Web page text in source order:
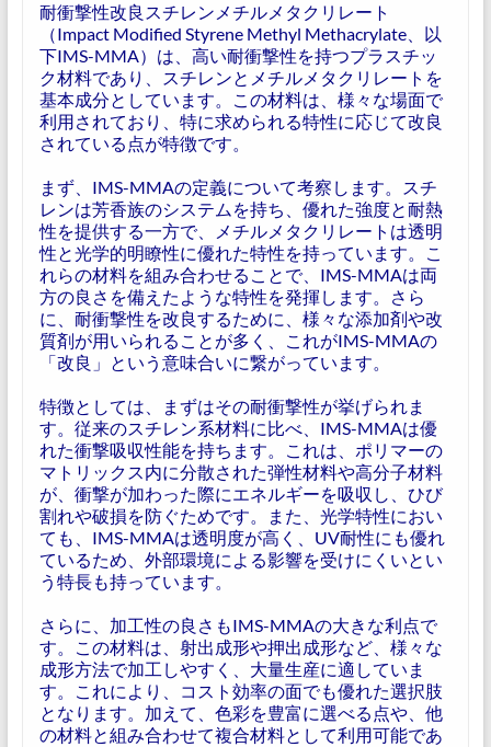
耐衝撃性改良スチレンメチルメタクリレート
（Impact Modified Styrene Methyl Methacrylate、以
下IMS-MMA）は、高い耐衝撃性を持つプラスチッ
ク材料であり、スチレンとメチルメタクリレートを
基本成分としています。この材料は、様々な場面で
利用されており、特に求められる特性に応じて改良
されている点が特徴です。
まず、IMS-MMAの定義について考察します。スチ
レンは芳香族のシステムを持ち、優れた強度と耐熱
性を提供する一方で、メチルメタクリレートは透明
性と光学的明瞭性に優れた特性を持っています。こ
れらの材料を組み合わせることで、IMS-MMAは両
方の良さを備えたような特性を発揮します。さら
に、耐衝撃性を改良するために、様々な添加剤や改
質剤が用いられることが多く、これがIMS-MMAの
「改良」という意味合いに繋がっています。
特徴としては、まずはその耐衝撃性が挙げられま
す。従来のスチレン系材料に比べ、IMS-MMAは優
れた衝撃吸収性能を持ちます。これは、ポリマーの
マトリックス内に分散された弾性材料や高分子材料
が、衝撃が加わった際にエネルギーを吸収し、ひび
割れや破損を防ぐためです。また、光学特性におい
ても、IMS-MMAは透明度が高く、UV耐性にも優れ
ているため、外部環境による影響を受けにくいとい
う特長も持っています。
さらに、加工性の良さもIMS-MMAの大きな利点で
す。この材料は、射出成形や押出成形など、様々な
成形方法で加工しやすく、大量生産に適していま
す。これにより、コスト効率の面でも優れた選択肢
となります。加えて、色彩を豊富に選べる点や、他
の材料と組み合わせて複合材料として利用可能であ